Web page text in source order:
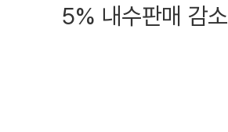
5% 내수판매 감